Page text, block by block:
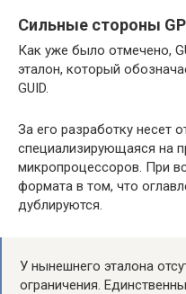
Сильные стороны
Как уже было отмечено,
эталон, который
GUID.
За его разработку несет
специализирующаяся на
микропроцессоров. При
формата в том, что
дублируются.
У нынешнего эталона
ограничения.